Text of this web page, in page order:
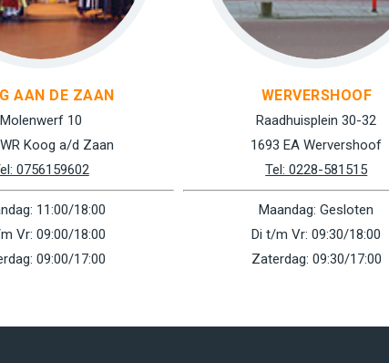
AAN DE ZAAN
Molenwerf 10
Koog a/d Zaan
0756159602
11:00/18:00
Vr: 09:00/18:00
09:00/17:00
WERVERSHOOF
Raadhuisplein 30-32
1693 EA Wervershoof
Tel: 0228-581515
Maandag: Gesloten
Di t/m Vr: 09:30/18:00
Zaterdag: 09:30/17:00